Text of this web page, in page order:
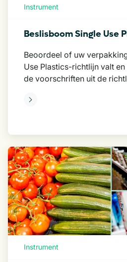
Instrument
Beslisboom Single Use
Beoordeel of uw
Use Plastics-richtlijn valt
de voorschriften uit de
Instrument